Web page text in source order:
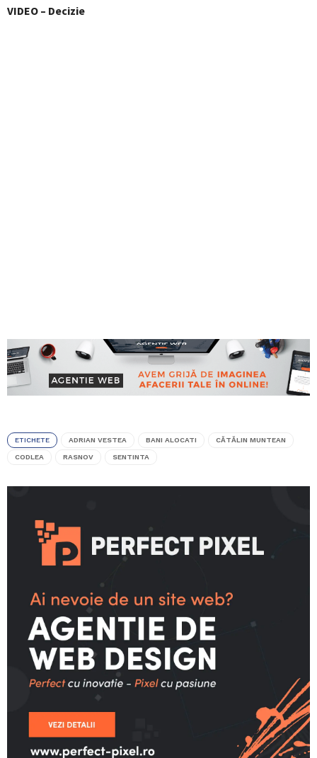
VIDEO – Decizie
ETICHETE ADRIAN VESTEA BANI ALOCATI CĂTĂLIN MUNTEAN
CODLEA RASNOV SENTINTA